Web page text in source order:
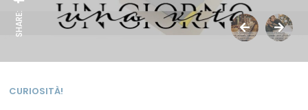
SHARE:
CURIOSITÀ!